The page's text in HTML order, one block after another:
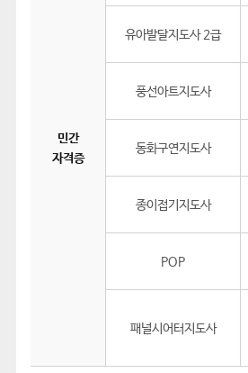
민간
자격증
유아발달지도사 2급
풍선아트지도사
동화구연지도사
종이접기지도사
POP
패널시어터지도사